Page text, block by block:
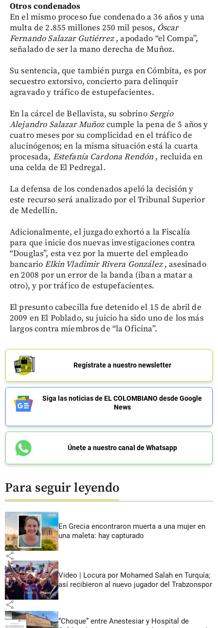
Otros condenados
En el mismo proceso fue condenado a 36 años y una
multa de 2.855 millones 250 mil pesos, Óscar
Fernando Salazar Gutiérrez, apodado “el Compa”,
señalado de ser la mano derecha de Muñoz.
Su sentencia, que también purga en Cómbita, es por
secuestro extorsivo, concierto para delinquir
agravado y tráfico de estupefacientes.
En la cárcel de Bellavista, su sobrino Sergio
Alejandro Salazar Muñozcumple la pena de 5 años y
cuatro meses por su complicidad en el tráfico de
alucinógenos; en la misma situación está la cuarta
procesada, Estefanía Cardona Rendón , recluida en
una celda de El Pedregal.
La defensa de los condenados apeló la decisión y
este recurso será analizado por el Tribunal Superior
de Medellín.
Adicionalmente, el juzgado exhortó a la Fiscalía
para que inicie dos nuevas investigaciones contra
“Douglas”, esta vez por la muerte del empleado
bancarioElkin Vladimir Rivera González, asesinado
en 2008 por un error de la banda (iban a matar a
otro), y por tráfico de estupefacientes.
El presunto cabecilla fue detenido el 15 de abril de
2009 en El Poblado, su juicio ha sido uno de los más
largos contra miembros de “la Oficina”.
Regístrate a nuestro newsletter
Siga las noticias de EL COLOMBIANO desde Google
News
Únete a nuestro canal de Whatsapp
Para seguir leyendo
En Grecia encontraron muerta a una mujer en
una maleta: hay capturado
share
Video | Locura por Mohamed Salah en Turquía;
así recibieron al nuevo jugador del Trabzonspor
share
“Choque” entre Anestesiar y Hospital de